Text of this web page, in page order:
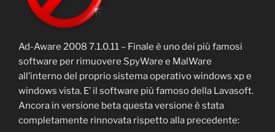
Ad-Aware 2008 7.1.0.11 – Finale è uno dei più famosi
software per rimuovere SpyWare e MalWare
all’interno del proprio sistema operativo windows xp e
windows vista. E’ il software più famoso della Lavasoft.
Ancora in versione beta questa versione è stata
completamente rinnovata rispetto alla precedente: